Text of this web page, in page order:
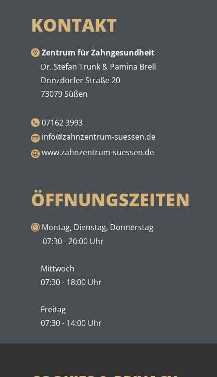
KONTAKT
Zentrum für Zahngesundheit
Dr. Stefan Trunk & Pamina Brell
Donzdorfer Straße 20
73079 Süßen
07162 3993
info@zahnzentrum-suessen.de
www.zahnzentrum-suessen.de
ÖFFNUNGSZEITEN
​Montag, Dienstag, Donnerstag
07:30 - 20:00 Uhr
Mittwoch
07:30 - 18:00 Uhr
Freitag
07:30 - 14:00 Uhr